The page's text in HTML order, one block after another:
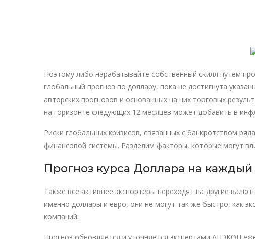
Поэтому либо нарабатывайте собственный скилл путем
глобальный прогноз по доллару, пока не достигнута
авторских прогнозов и основанных на них торговых
на горизонте следующих 12 месяцев может добавить в
Риски глобальных кризисов, связанных с банкротством
финансовой системы. Разделим факторы, которые могут
Прогноз курса Доллара на
Также всё активнее экспортеры переходят на другие
именно доллары и евро, они не могут так же быстро, как
компаний.